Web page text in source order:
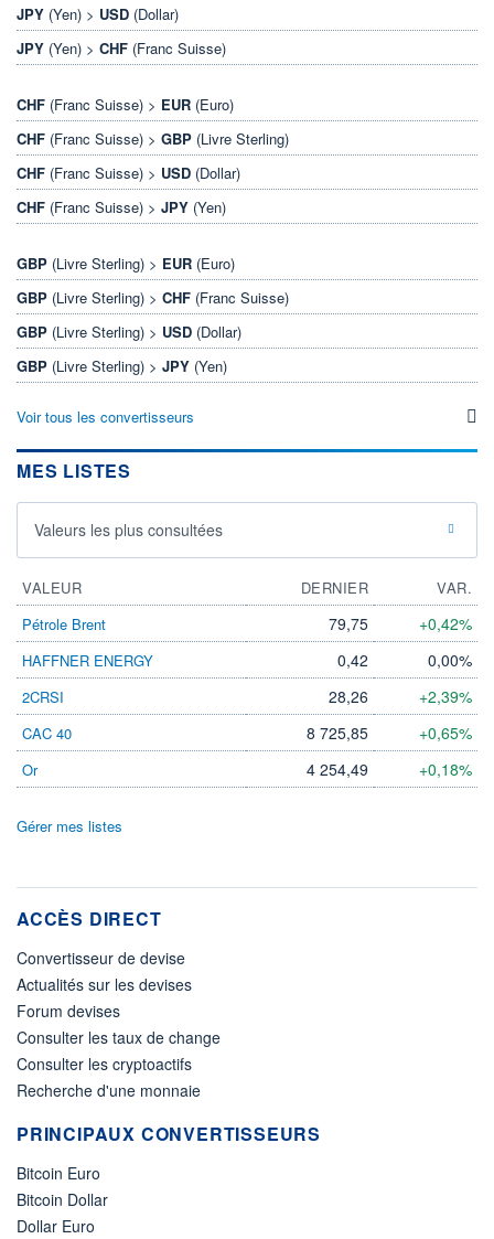
JPY (Yen) > USD (Dollar)
JPY (Yen) > CHF (Franc Suisse)
CHF (Franc Suisse) > EUR (Euro)
CHF (Franc Suisse) > GBP (Livre Sterling)
CHF (Franc Suisse) > USD (Dollar)
CHF (Franc Suisse) > JPY (Yen)
GBP (Livre Sterling) > EUR (Euro)
GBP (Livre Sterling) > CHF (Franc Suisse)
GBP (Livre Sterling) > USD (Dollar)
GBP (Livre Sterling) > JPY (Yen)
Voir tous les convertisseurs
MES LISTES
Valeurs les plus consultées
VALEUR DERNIER
VAR.
Pétrole Brent
79,75 +0,42%
HAFFNER ENERGY 0,42 0,00%
2CRSI 28,26 +2,39%
CAC 40 8 725,85 +0,65%
Or 4 254,49 +0,18%
Gérer mes listes
ACCÈS DIRECT
Convertisseur de devise
Actualités sur les devises
Forum devises
Consulter les taux de change
Consulter les cryptoactifs
Recherche d'une monnaie
PRINCIPAUX CONVERTISSEURS
Bitcoin Euro
Bitcoin Dollar
Dollar Euro